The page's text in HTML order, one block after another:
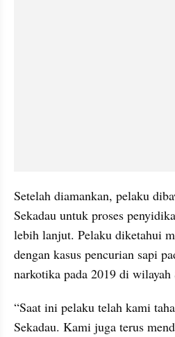
Setelah diamankan, pelaku
Sekadau untuk proses
lebih lanjut. Pelaku diketahui
dengan kasus pencurian sapi
narkotika pada 2019 di wilayah
“Saat ini pelaku telah kami
Sekadau. Kami juga terus